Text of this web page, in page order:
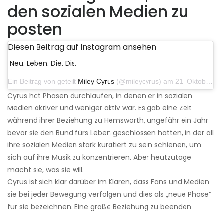
den sozialen Medien zu
posten
Diesen Beitrag auf Instagram ansehen
Neu. Leben. Die. Dis.
Ein Beitrag von geteilt Miley Cyrus (@mileycyrus) am 21. Oktober 2019 um 12:31 Uhr PDT
Cyrus hat Phasen durchlaufen, in denen er in sozialen
Medien aktiver und weniger aktiv war. Es gab eine Zeit
während ihrer Beziehung zu Hemsworth, ungefähr ein Jahr
bevor sie den Bund fürs Leben geschlossen hatten, in der all
ihre sozialen Medien stark kuratiert zu sein schienen, um
sich auf ihre Musik zu konzentrieren. Aber heutzutage
macht sie, was sie will.
Cyrus ist sich klar darüber im Klaren, dass Fans und Medien
sie bei jeder Bewegung verfolgen und dies als „neue Phase“
für sie bezeichnen. Eine große Beziehung zu beenden